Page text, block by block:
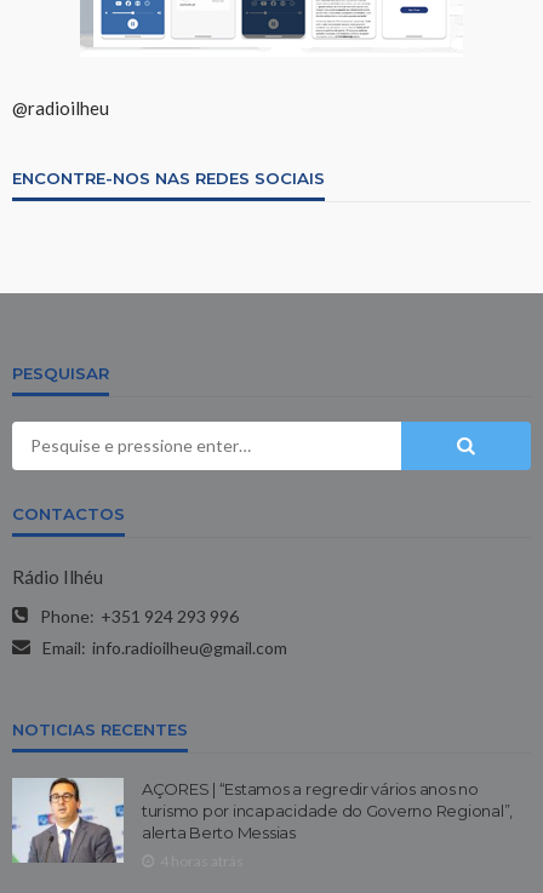
@radioilheu
ENCONTRE-NOS NAS REDES SOCIAIS
PESQUISAR
CONTACTOS
Rádio Ilhéu
Phone: +351 924 293 996
Email: info.radioilheu@gmail.com
NOTICIAS RECENTES
AÇORES | “Estamos a regredir vários anos no
turismo por incapacidade do Governo Regional”,
alerta Berto Messias